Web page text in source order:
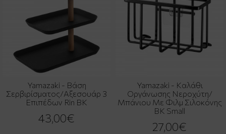
Yamazaki - Βάση
Σερβιρίσματος/Αξεσουάρ 3
Επιπέδων Rin BK
43,00€
Yamazaki - Καλάθι
Οργάνωσης Νεροχύτη/
Μπάνιου Με Φιλμ Σιλοκόνης
BK Small
27,00€